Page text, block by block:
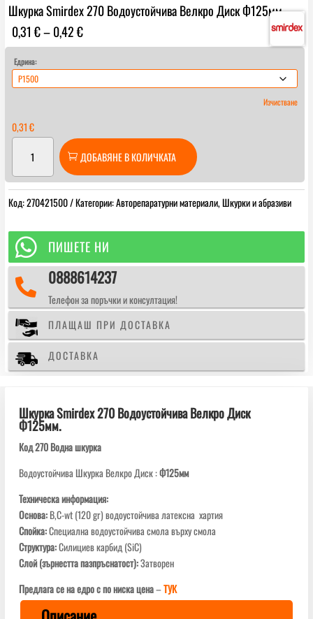
Шкурка Smirdex 270 Водоустойчива Велкро Диск Ф125мм.
0,31€– 0,42€Price
range:
Едрина:
Изчистване
0,31€
Шкурка
Smirdex
270
Велкро
Диск
ДОБАВЯНЕ В КОЛИЧКАТА
Код:270421500 Категории:Авторепаратурни материали,Шкурки и абразиви
 ПИШЕТЕ НИ
 0888614237
Телефон за поръчки и консултация!
ПЛАЩАШ ПРИ ДОСТАВКА
ДОСТАВКА
Шкурка Smirdex 270 Водоустойчива Велкро Диск
Ф125мм.
Код 270 Водна шкурка
Водоустойчива Шкурка Велкро Диск :Ф125мм
Техническа информация:
Основа:B,C-wt (120 gr) водоустойчива латексна хартия
Спойка:Специална водоустойчива смола върху смола
Структура:Силициев карбид (SiC)
Слой (зърнесттапазпръснатост):Затворен
Предлага се на едро с по ниска цена–ТУК